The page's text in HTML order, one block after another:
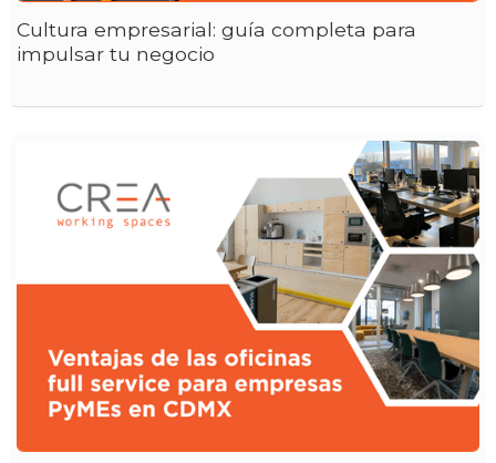
Cultura empresarial: guía completa para
impulsar tu negocio